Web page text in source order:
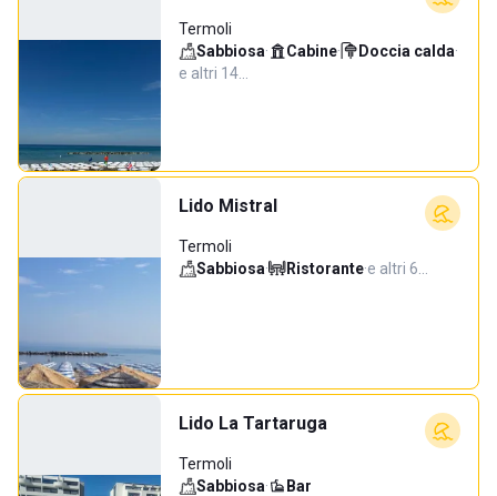
Termoli
Sabbiosa· Cabine· Doccia calda·
e altri 14…
Lido Mistral
Termoli
Sabbiosa· Ristorante·e altri 6…
Lido La Tartaruga
Termoli
Sabbiosa· Bar